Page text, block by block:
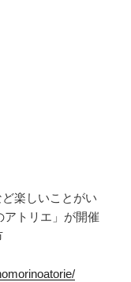
楽しいことがい
トリエ」が開催